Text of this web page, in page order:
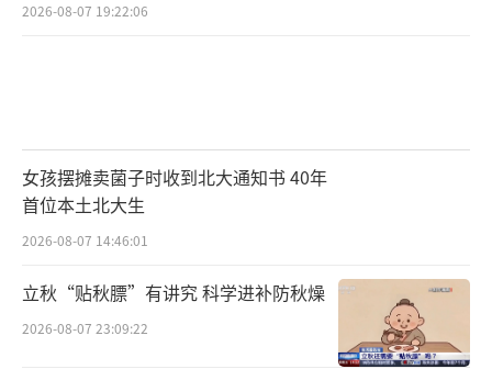
2026-08-07 19:22:06
女孩摆摊卖菌子时收到北大通知书 40年
首位本土北大生
2026-08-07 14:46:01
立秋“贴秋膘”有讲究 科学进补防秋燥
2026-08-07 23:09:22